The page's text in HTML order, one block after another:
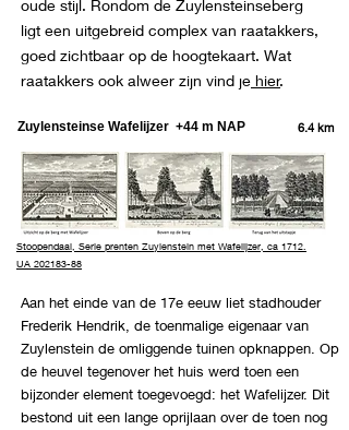
oude stijl. Rondom de Zuylensteinseberg
ligt een uitgebreid complex van raatakkers,
goed zichtbaar op de hoogtekaart. Wat
raatakkers ook alweer zijn vind je hier.
Zuylensteinse Wafelijzer +44 m NAP 6.4 km
Stoopendaal, Serie prenten Zuylenstein met Wafelijzer, ca 1712.
UA 202183-88
Aan het einde van de 17e eeuw liet stadhouder
Frederik Hendrik, de toenmalige eigenaar van
Zuylenstein de omliggende tuinen opknappen. Op
de heuvel tegenover het huis werd toen een
bijzonder element toegevoegd: het Wafelijzer. Dit
bestond uit een lange oprijlaan over de toen nog